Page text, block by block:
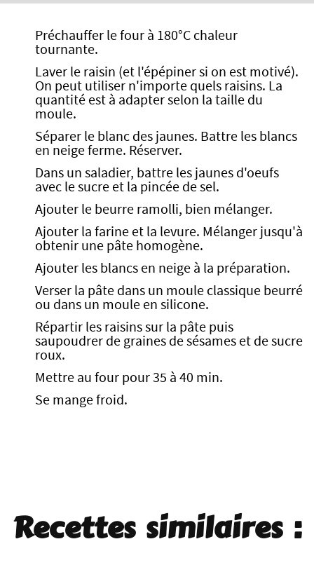
Préchauffer le four à 180°C chaleur
tournante.
Laver le raisin (et l'épépiner si on est motivé).
On peut utiliser n'importe quels raisins. La
quantité est à adapter selon la taille du
moule.
Séparer le blanc des jaunes. Battre les blancs
en neige ferme. Réserver.
Dans un saladier, battre les jaunes d'oeufs
avec le sucre et la pincée de sel.
Ajouter le beurre ramolli, bien mélanger.
Ajouter la farine et la levure. Mélanger jusqu'à
obtenir une pâte homogène.
Ajouter les blancs en neige à la préparation.
Verser la pâte dans un moule classique beurré
ou dans un moule en silicone.
Répartir les raisins sur la pâte puis
saupoudrer de graines de sésames et de sucre
roux.
Mettre au four pour 35 à 40 min.
Se mange froid.
Recettes similaires :